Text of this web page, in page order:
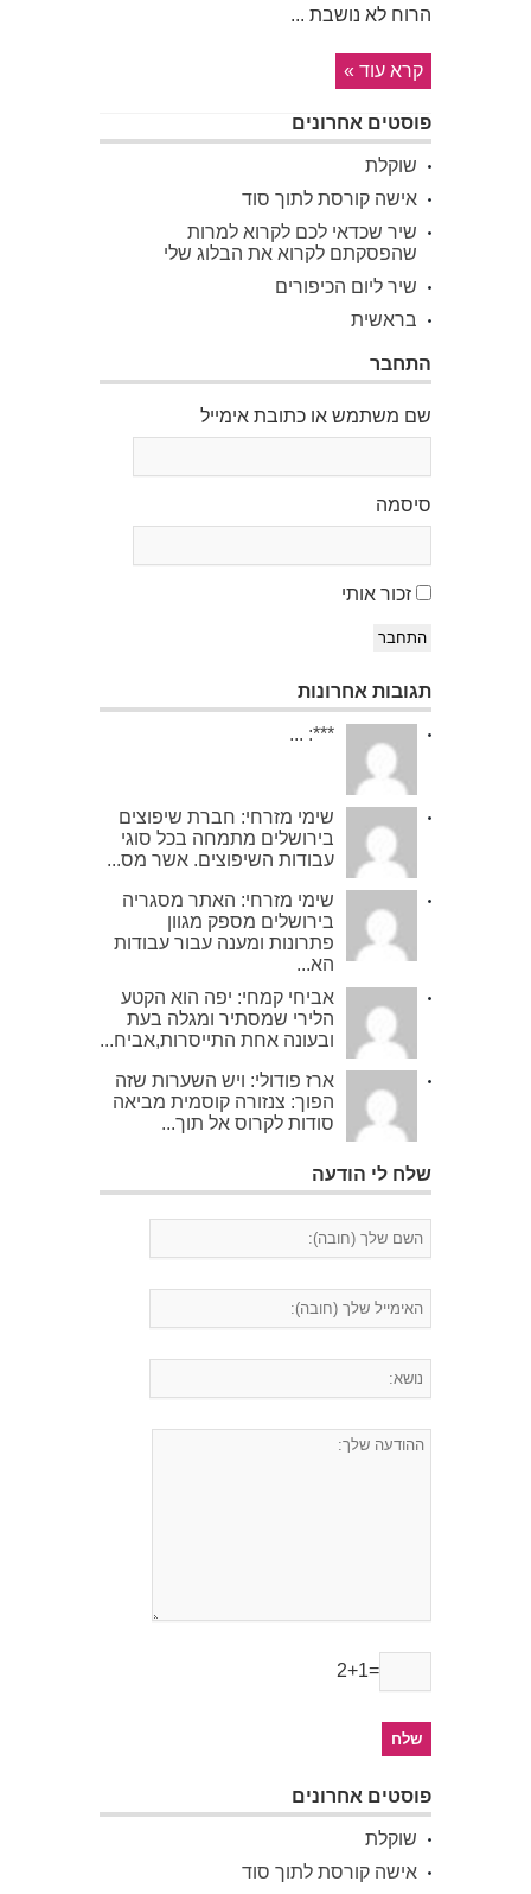
הרוח לא נושבת ...
קרא עוד »
פוסטים אחרונים
שוקלת
אישה קורסת לתוך סוד
שיר שכדאי לכם לקרוא למרות
שהפסקתם לקרוא את הבלוג שלי
שיר ליום הכיפורים
בראשית
התחבר
שם משתמש או כתובת אימייל
סיסמה
זכור אותי
התחבר
תגובות אחרונות
***: ...
שימי מזרחי: חברת שיפוצים
בירושלים מתמחה בכל סוגי
עבודות השיפוצים. אשר מס...
שימי מזרחי: האתר מסגריה
בירושלים מספק מגוון
פתרונות ומענה עבור עבודות
הא...
אביחי קמחי: יפה הוא הקטע
הלירי שמסתיר ומגלה בעת
ובעונה אחת התייסרות,אביח...
ארז פודולי: ויש השערות שזה
הפוך: צנזורה קוסמית מביאה
סודות לקרוס אל תוך...
שלח לי הודעה
2+1=
פוסטים אחרונים
שוקלת
אישה קורסת לתוך סוד